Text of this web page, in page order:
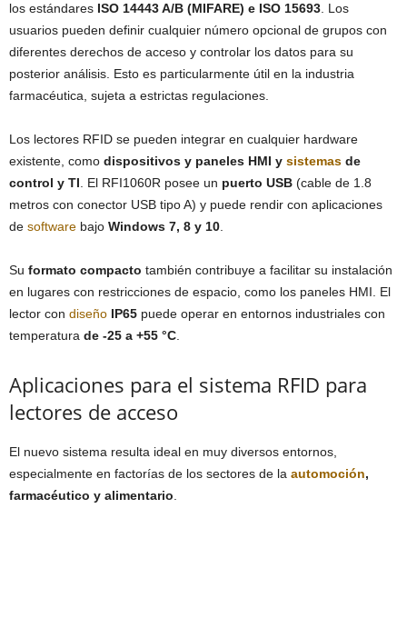
los estándares ISO 14443 A/B (MIFARE) e ISO 15693 . Los
usuarios pueden definir cualquier número opcional de grupos con
diferentes derechos de acceso y controlar los datos para su
posterior análisis. Esto es particularmente útil en la industria
farmacéutica, sujeta a estrictas regulaciones.
Los lectores RFID se pueden integrar en cualquier hardware
existente, como dispositivos y paneles HMI y sistemas de
control y TI . El RFI1060R posee un puerto USB (cable de 1.8
metros con conector USB tipo A) y puede rendir con aplicaciones
de software bajo Windows 7, 8 y 10
Su formato compacto también contribuye a facilitar su instalación
en lugares con restricciones de espacio, como los paneles HMI. El
lector con diseño IP65 puede operar en entornos industriales con
temperatura de -25 a +55 °C
Aplicaciones para el sistema RFID para
lectores de acceso
El nuevo sistema resulta ideal en muy diversos entornos,
especialmente en factorías de los sectores de la automoción,
farmacéutico y alimentario